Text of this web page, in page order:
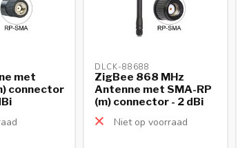
met
connector
DLCK-88688
ZigBee 868 MHz
Antenne met SMA-RP
(m) connector - 2 dBi
Niet op voorraad